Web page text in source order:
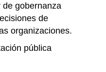
gobernanza
de
organizaciones.
pública